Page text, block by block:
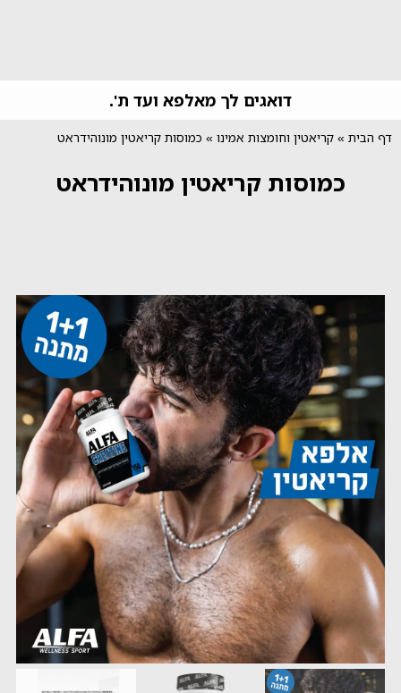
דואגים לך מאלפא ועד ת'.
דף הבית » קריאטין וחומצות אמינו » כמוסות קריאטין מונוהידראט
כמוסות קריאטין מונוהידראט